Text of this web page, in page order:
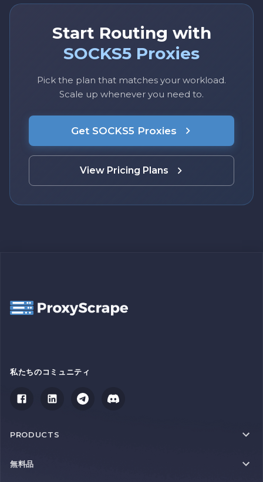
Start Routing with
SOCKS5 Proxies
Pick the plan that matches your workload.
Scale up whenever you need to.
Get SOCKS5 Proxies
View Pricing Plans
私たちのコミュニティ
PRODUCTS
無料品